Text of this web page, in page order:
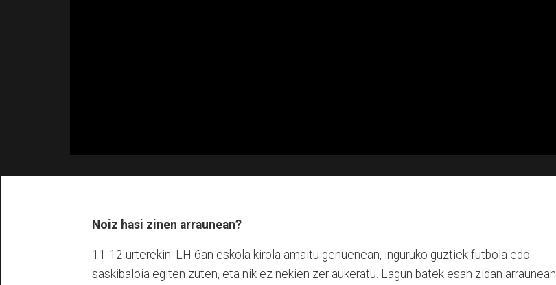
Noiz hasi zinen arraunean?
11-12 urterekin. LH 6an eskola kirola amaitu genuenean, inguruko guztiek futbola edo
saskibaloia egiten zuten, eta nik ez nekien zer aukeratu. Lagun batek esan zidan arraunean